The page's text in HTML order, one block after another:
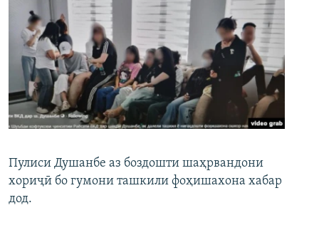
Пулиси Душанбе аз боздошти шаҳрвандони
хориҷӣ бо гумони ташкили фоҳишахона хабар
дод.